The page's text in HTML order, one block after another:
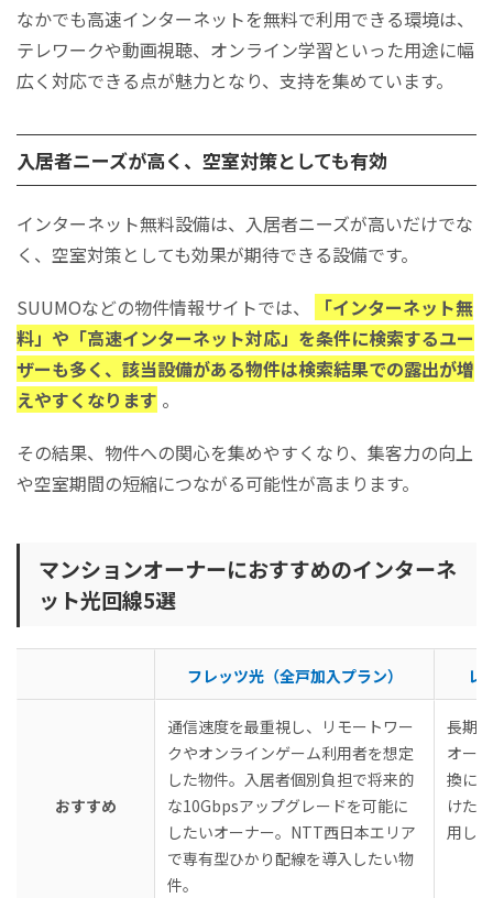
なかでも高速インターネットを無料で利用できる環境は、
テレワークや動画視聴、オンライン学習といった用途に幅
広く対応できる点が魅力となり、支持を集めています。
入居者ニーズが高く、空室対策としても有効
インターネット無料設備は、入居者ニーズが高いだけでな
く、空室対策としても効果が期待できる設備です。
SUUMOなどの物件情報サイトでは、
「インターネット無
料」や「高速インターネット対応」を条件に検索するユー
ザーも多く、該当設備がある物件は検索結果での露出が増
えやすくなります 。
その結果、物件への関心を集めやすくなり、集客力の向上
や空室期間の短縮につながる可能性が高まります。
マンションオーナーにおすすめのインターネ
ット光回線5選
フレッツ光（全戸加入プラン） レ
おすすめ
通信速度を最重視し、リモートワー
クやオンラインゲーム利用者を想定
した物件。入居者個別負担で将来的
な10Gbpsアップグレードを可能に
したいオーナー。NTT西日本エリア
で専有型ひかり配線を導入したい物
件。
長期
オー
換に
けた
用し